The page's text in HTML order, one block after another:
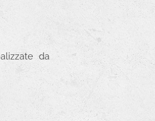
da